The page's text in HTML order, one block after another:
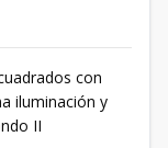
con
iluminación y
II